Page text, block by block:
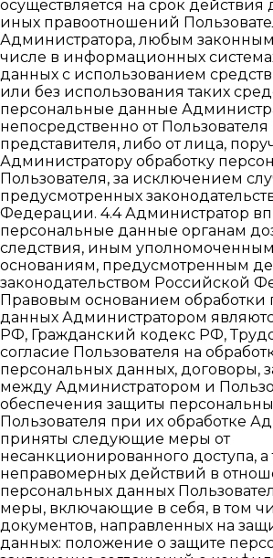
осуществляется на срок действия
иных правоотношений
Администратора, любым законным
числе в информационных
данных с использованием
или без использования таких
персональные данные
непосредственно от Пользователя
представителя, либо от лица,
Администратору обработку
Пользователя, за исключением
предусмотренных
Федерации. 4.4 Администратор
персональные данные органам
следствия, иным
основаниям, предусмотренным
законодательством Российской
Правовым основанием обработки
данных Администратором
РФ, Гражданский кодекс РФ,
согласие Пользователя на
персональных данных, договоры,
между Администратором и
обеспечения защиты
Пользователя при их обработке
приняты следующие меры от
несанкционированного доступа,
неправомерных действий в
персональных данных
меры, включающие в себя, в том
документов, направленных на
данных: положение о защите